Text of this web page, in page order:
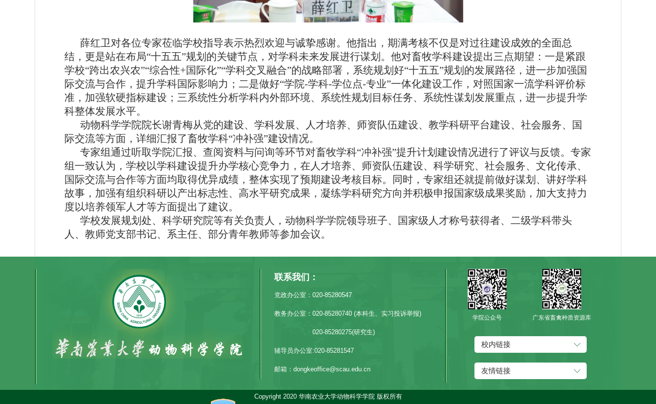
薛红卫对各位专家莅临学校指导表示热烈欢迎与诚挚感谢。他指出，期满考核不仅是对过往建设成效的全面总
结，更是站在布局“十五五”规划的关键节点，对学科未来发展进行谋划。他对畜牧学科建设提出三点期望：一是紧跟
学校“跨出农兴农”“综合性+国际化”“学科交叉融合”的战略部署，系统规划好“十五五”规划的发展路径，进一步加强国
际交流与合作，提升学科国际影响力；二是做好“学院-学科-学位点-专业”一体化建设工作，对照国家一流学科评价标
准，加强软硬指标建设；三系统性分析学科内外部环境、系统性规划目标任务、系统性谋划发展重点，进一步提升学
科整体发展水平。
动物科学学院院长谢青梅从党的建设、学科发展、人才培养、师资队伍建设、教学科研平台建设、社会服务、国
际交流等方面，详细汇报了畜牧学科“冲补强”建设情况。
专家组通过听取学院汇报、查阅资料与问询等环节对畜牧学科“冲补强”提升计划建设情况进行了评议与反馈。专家
组一致认为，学校以学科建设提升办学核心竞争力，在人才培养、师资队伍建设、科学研究、社会服务、文化传承、
国际交流与合作等方面均取得优异成绩，整体实现了预期建设考核目标。同时，专家组还就提前做好谋划、讲好学科
故事，加强有组织科研以产出标志性、高水平研究成果，凝练学科研究方向并积极申报国家级成果奖励，加大支持力
度以培养领军人才等方面提出了建议。
学校发展规划处、科学研究院等有关负责人，动物科学学院领导班子、国家级人才称号获得者、二级学科带头
人、教师党支部书记、系主任、部分青年教师等参加会议。
联系我们：
党政办公室：020-85280547
教务办公室：020-85280740 (本科生、实习投诉举报)
020-85280275(研究生)
辅导员办公室:020-85281547
邮箱：dongkeoffice@scau.edu.cn
学院公众号 广东省畜禽种质资源库
校内链接
友情链接
Copyright 2020 华南农业大学动物科学学院 版权所有